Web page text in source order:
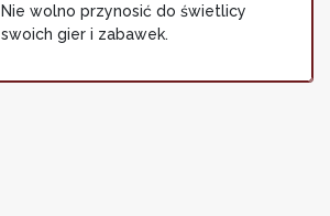
Nie wolno przynosić do świetlicy
swoich gier i zabawek.